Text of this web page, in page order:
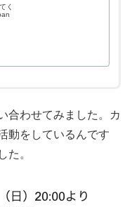
く
合わせてみました。カ
動をしているんです
た。